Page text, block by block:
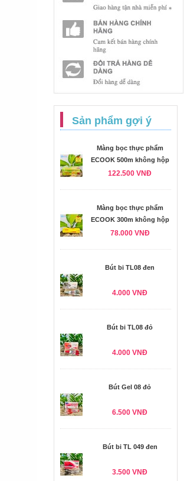
Sản phẩm gợi ý
Màng bọc thực phẩm
ECOOK 500m không hộp
122.500 VNĐ
Màng bọc thực phẩm
ECOOK 300m không hộp
78.000 VNĐ
Bút bi TL08 đen
4.000 VNĐ
Bút bi TL08 đỏ
4.000 VNĐ
Bút Gel 08 đỏ
6.500 VNĐ
Bút bi TL 049 đen
3.500 VNĐ